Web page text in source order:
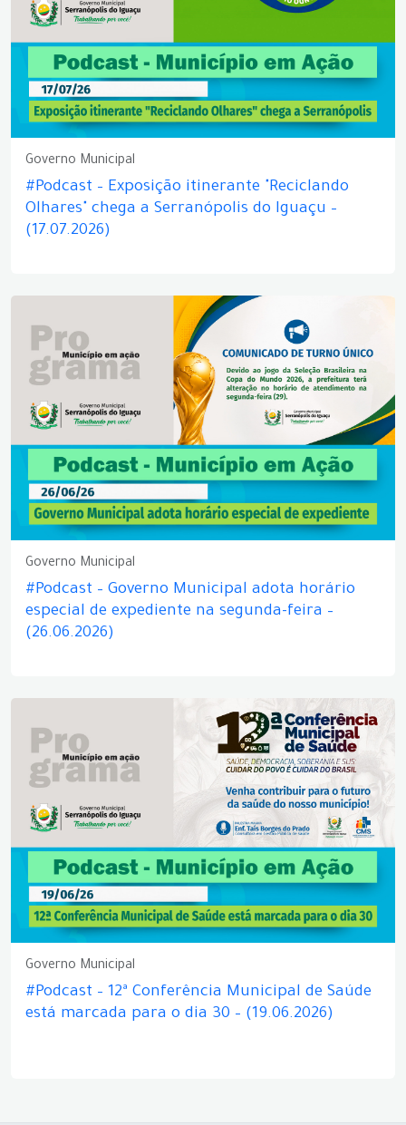
Governo Municipal
#Podcast – Exposição itinerante "Reciclando
Olhares" chega a Serranópolis do Iguaçu –
(17.07.2026)
Governo Municipal
#Podcast – Governo Municipal adota horário
especial de expediente na segunda-feira –
(26.06.2026)
Governo Municipal
#Podcast – 12ª Conferência Municipal de Saúde
está marcada para o dia 30 – (19.06.2026)